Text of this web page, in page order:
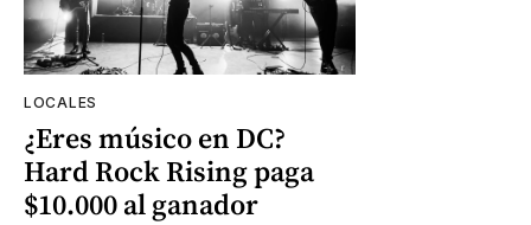
LOCALES
¿Eres músico en DC?
Hard Rock Rising paga
$10.000 al ganador